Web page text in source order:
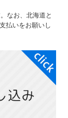
なお、北海道と
払いをお願いし